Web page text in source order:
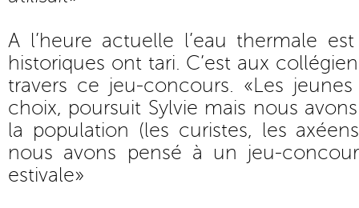
A l’heure actuelle l’eau thermale
historiques ont tari. C’est aux
travers ce jeu-concours. «Les
choix, poursuit Sylvie mais nous
la population (les curistes, les
nous avons pensé à un jeu-
estivale»